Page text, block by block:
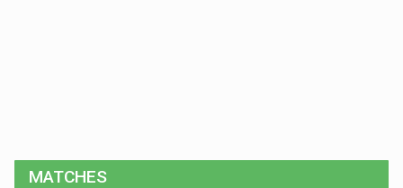
MATCHES